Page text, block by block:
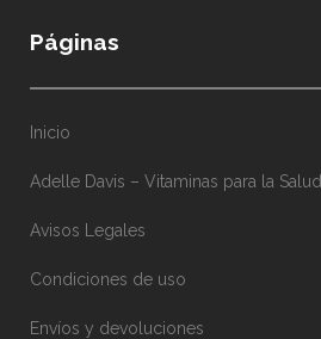
Páginas
Inicio
Adelle Davis – Vitaminas para la Salud
Avisos Legales
Condiciones de uso
Envíos y devoluciones